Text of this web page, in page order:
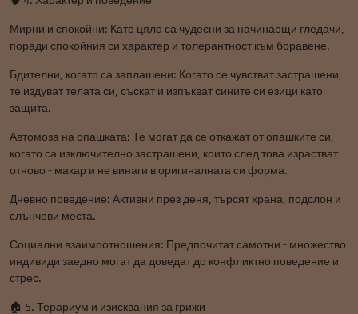
Мирни и спокойни: Като цяло са чудесни за начинаещи гледачи,
поради спокойния си характер и толерантност към боравене.
Бдителни, когато са заплашени: Когато се чувстват застрашени,
те издуват телата си, съскат и изпъкват сините си езици като
защита.
Автомоза на опашката: Те могат да се откажат от опашките си,
когато са изключително застрашени, които след това израстват
отново - макар и не винаги в оригиналната си форма.
Дневно поведение: Активни през деня, търсят храна, подслон и
слънчеви места.
Социални взаимоотношения: Предпочитат самотни - множество
индивиди заедно могат да доведат до конфликтно поведение и
стрес.
🏠 5. Терариум и изисквания за грижи